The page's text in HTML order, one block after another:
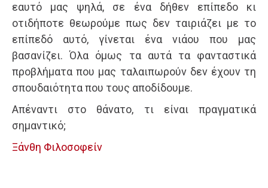
εαυτό μας ψηλά, σε ένα δήθεν επίπεδο κι
οτιδήποτε θεωρούμε πως δεν ταιριάζει με το
επίπεδό αυτό, γίνεται ένα νιάου που μας
βασανίζει. Όλα όμως τα αυτά τα φανταστικά
προβλήματα που μας ταλαιπωρούν δεν έχουν τη
σπουδαιότητα που τους αποδίδουμε.
Απέναντι στο θάνατο, τι είναι πραγματικά
σημαντικό;
Ξάνθη Φιλοσοφείν